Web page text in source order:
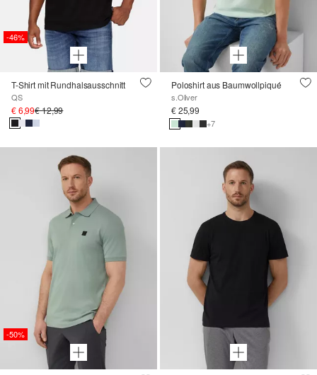
-46%
T-Shirt mit Rundhalsausschnitt
QS
€ 6,99€ 12,99
Poloshirt aus Baumwollpiqué
s.Oliver
€ 25,99
+7
-50%